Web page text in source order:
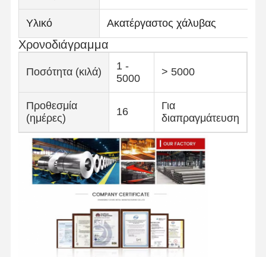
Υλικό Ακατέργαστος χάλυβας
Χρονοδιάγραμμα
Ποσότητα (κιλά)
1 -
5000
> 5000
Προθεσμία
(ημέρες)
16
Για
διαπραγμάτευση